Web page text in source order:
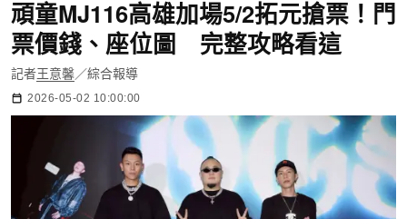
頑童MJ116高雄加場5/2拓元搶票！門
票價錢、座位圖 完整攻略看這
記者王意馨／綜合報導
2026-05-02 10:00:00